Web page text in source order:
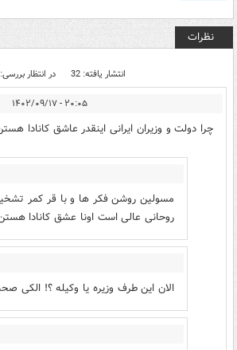
نظرات
انتشار یافته: 32 در انتظار بررسی:
۲۰:۰۵ - ۱۴۰۲/۰۹/۱۷
چرا دولت و وزیران ایرانی اینقدر عاشق کانادا
مسولین روشن فکر ها و با قر کمر
روحانی عالی است اونا عشق کانادا
الان این طرف وزیره یا وکیله ؟! الکی